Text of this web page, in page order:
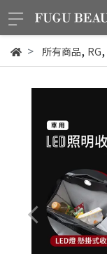
所有商品, RG,